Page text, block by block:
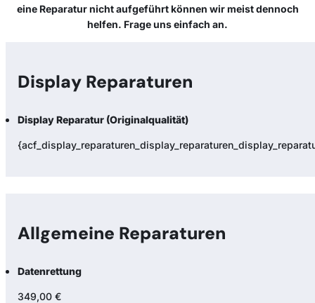
eine Reparatur nicht aufgeführt können wir meist dennoch
helfen. Frage uns einfach an.
Display Reparaturen
Display Reparatur (Originalqualität)
Allgemeine Reparaturen
Datenrettung
349,00 €